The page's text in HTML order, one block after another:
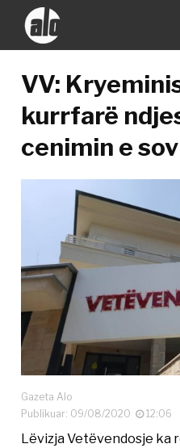
VV:
kurrfarë
cenimin e
Gazeta Alo
Publikuar: 09/08/2020
12:06
Lëvizja Vetëvendosje ka